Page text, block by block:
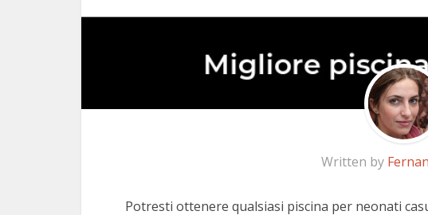
Written by
Potresti ottenere qualsiasi piscina per neonati